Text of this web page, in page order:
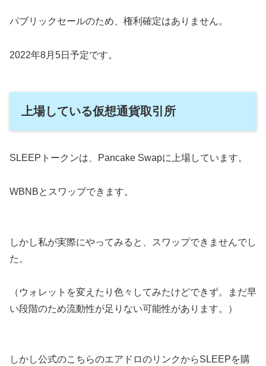
パブリックセールのため、権利確定はありません。
2022年8月5日予定です。
上場している仮想通貨取引所
SLEEPトークンは、Pancake Swapに上場しています。
WBNBとスワップできます。
しかし私が実際にやってみると、スワップできませんでし
た。
（ウォレットを変えたり色々してみたけどできず。まだ早
い段階のため流動性が足りない可能性があります。）
しかし公式のこちらのエアドロのリンクからSLEEPを購